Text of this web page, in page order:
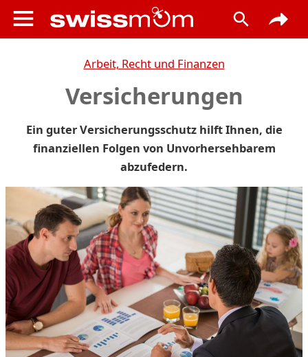
Arbeit, Recht und Finanzen
Versicherungen
Ein guter Versicherungsschutz hilft Ihnen, die
finanziellen Folgen von Unvorhersehbarem
abzufedern.